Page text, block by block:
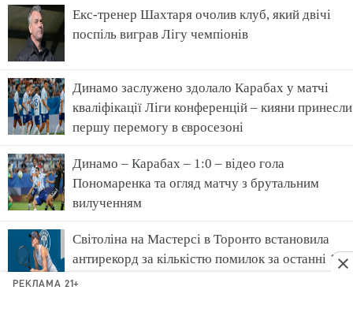
Екс-тренер Шахтаря очолив клуб, який двічі
поспіль виграв Лігу чемпіонів
Динамо заслужено здолало Карабах у матчі
кваліфікації Ліги конференцій – кияни принесли
першу перемогу в євросезоні
Динамо – Карабах – 1:0 – відео гола
Пономаренка та огляд матчу з брутальним
вилученням
Світоліна на Мастерсі в Торонто встановила
антирекорд за кількістю помилок за останні 13
років